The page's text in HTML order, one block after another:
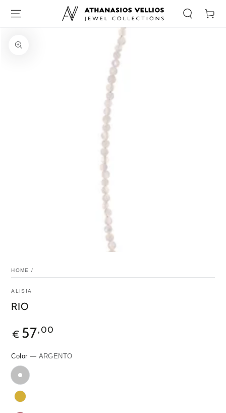
Καλάθι
HOME /
ALISIA
RIO
€ 57,00
Color — ARGENTO